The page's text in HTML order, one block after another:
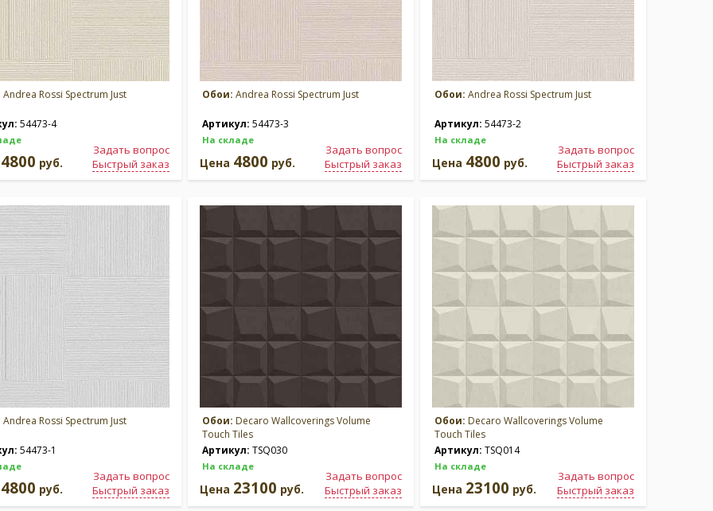
Andrea Rossi Spectrum Just
54473-4
Задать вопрос
Быстрый заказ
4800 руб.
Обои: Andrea Rossi Spectrum Just
Артикул: 54473-3
На складе
Задать вопрос
Быстрый заказ
Цена 4800 руб.
Обои: Andrea Rossi Spectrum Just
Артикул: 54473-2
На складе
Задать вопрос
Быстрый заказ
Цена 4800 руб.
Andrea Rossi Spectrum Just
54473-1
Задать вопрос
Быстрый заказ
4800 руб.
Обои: Decaro Wallcoverings Volume
Touch Tiles
Артикул: TSQ030
На складе
Задать вопрос
Быстрый заказ
Цена 23100 руб.
Обои: Decaro Wallcoverings Volume
Touch Tiles
Артикул: TSQ014
На складе
Задать вопрос
Быстрый заказ
Цена 23100 руб.